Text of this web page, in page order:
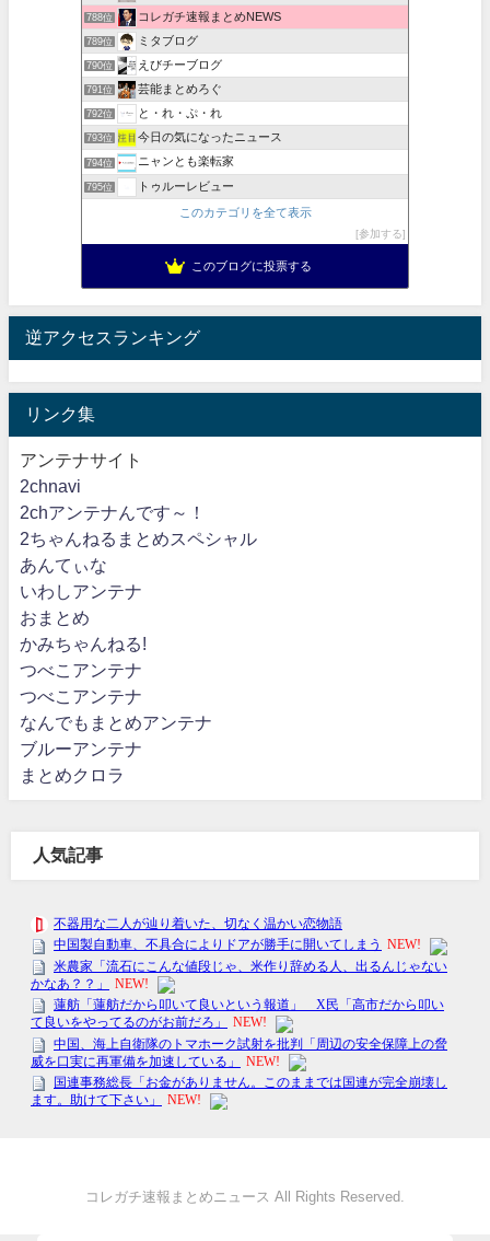
788位 コレガチ速報まとめNEWS
789位 ミタブログ
790位 えびチーブログ
791位 芸能まとめろぐ
792位 と・れ・ぷ・れ
793位 今日の気になったニュース
794位 ニャンとも楽転家
795位 トゥルーレビュー
このカテゴリを全て表示
参加する
このブログに投票する
逆アクセスランキング
リンク集
アンテナサイト
2chnavi
2chアンテナんです～！
2ちゃんねるまとめスペシャル
あんてぃな
いわしアンテナ
おまとめ
かみちゃんねる!
つべこアンテナ
つべこアンテナ
なんでもまとめアンテナ
ブルーアンテナ
まとめクロラ
人気記事
コレガチ速報まとめニュース All Rights Reserved.